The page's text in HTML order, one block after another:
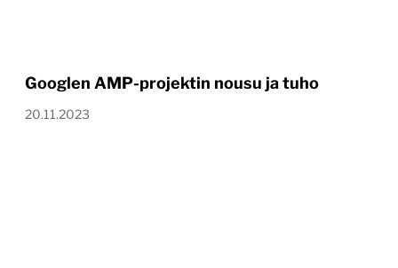
Googlen AMP-projektin nousu ja tuho
20.11.2023